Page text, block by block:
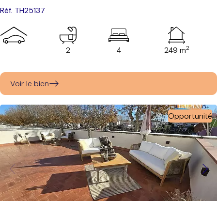
Réf. TH25137
2 4 249 m2
Voir le bien
Opportunité